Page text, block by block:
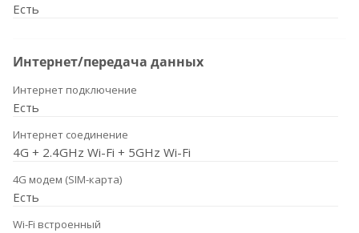
Есть
Интернет/передача данных
Интернет подключение
Есть
Интернет соединение
4G + 2.4GHz Wi-Fi + 5GHz Wi-Fi
4G модем (SIM-карта)
Есть
Wi-Fi встроенный